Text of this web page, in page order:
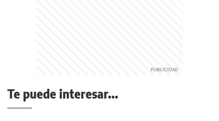
Te puede interesar...